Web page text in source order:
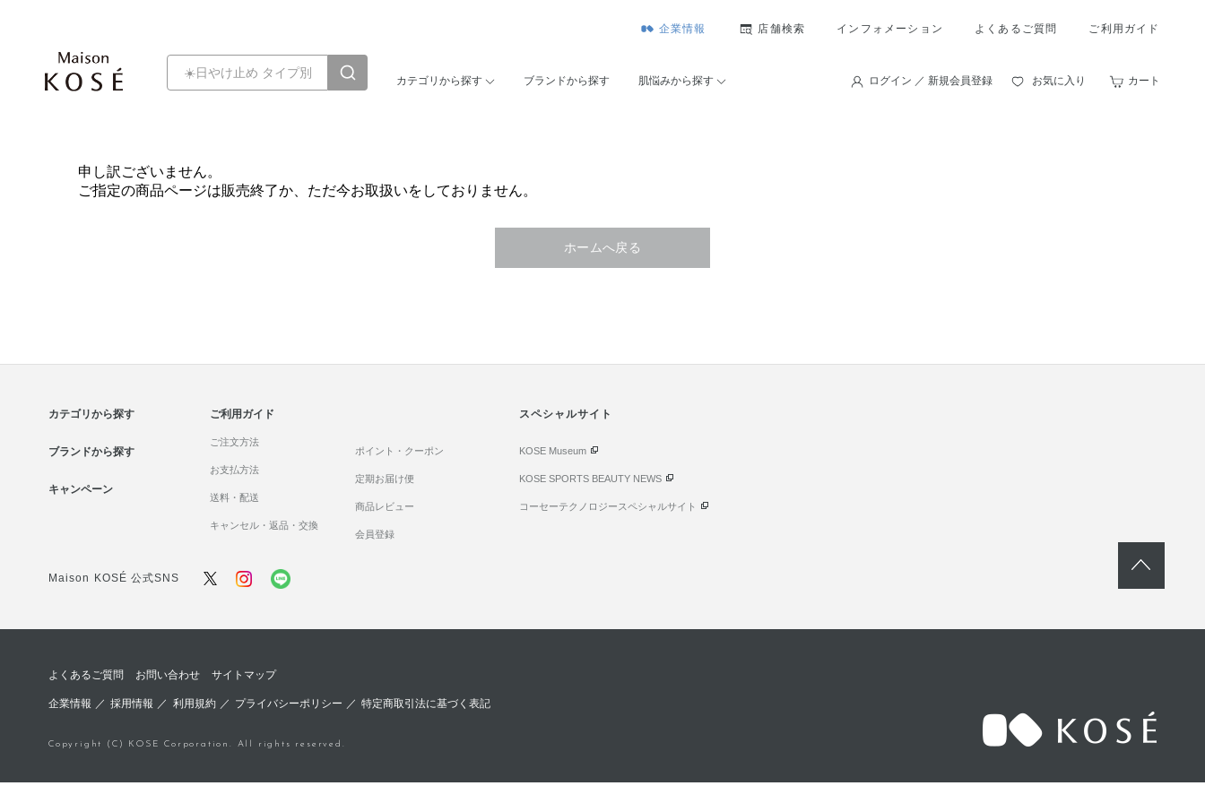
企業情報 店舗検索 インフォメーション よくあるご質問 ご利用ガイド
カテゴリから探す ブランドから探す 肌悩みから探す ログイン ／ 新規会員登録 お気に入り カート
申し訳ございません。
ご指定の商品ページは販売終了か、ただ今お取扱いをしておりません。
ホームへ戻る
カテゴリから探す
ブランドから探す
キャンペーン
ご利用ガイド
ご注文方法
お支払方法
送料・配送
キャンセル・返品・交換
ポイント・クーポン
定期お届け便
商品レビュー
会員登録
スペシャルサイト
KOSE Museum
KOSE SPORTS BEAUTY NEWS
コーセーテクノロジースペシャルサイト
Maison KOSÉ 公式SNS
よくあるご質問 お問い合わせ サイトマップ
企業情報 ／採用情報 ／ 利用規約／ プライバシーポリシー ／ 特定商取引法に基づく表記
Copyright (C) KOSE Corporation. All rights reserved.